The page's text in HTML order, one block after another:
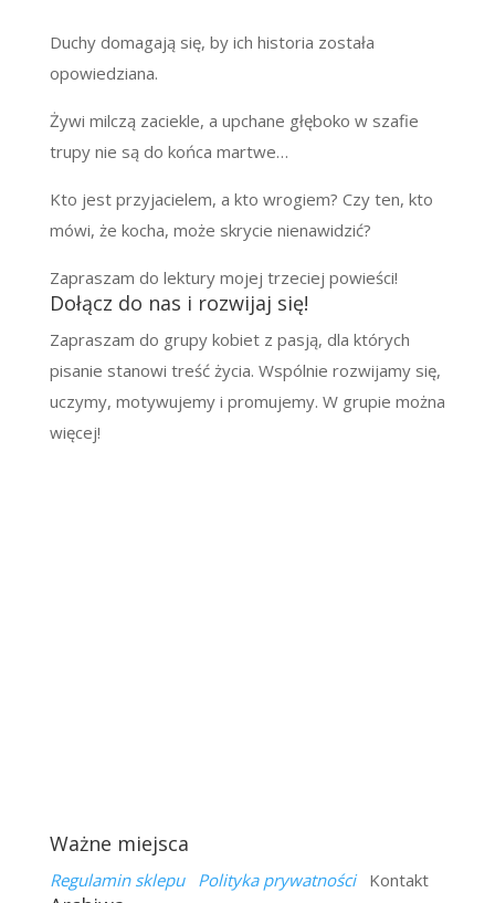
Duchy domagają się, by ich historia została
opowiedziana.
Żywi milczą zaciekle, a upchane głęboko w szafie
trupy nie są do końca martwe…
Kto jest przyjacielem, a kto wrogiem? Czy ten, kto
mówi, że kocha, może skrycie nienawidzić?
Zapraszam do lektury mojej trzeciej powieści!
Dołącz do nas i rozwijaj się!
Zapraszam do grupy kobiet z pasją, dla których
pisanie stanowi treść życia. Wspólnie rozwijamy się,
uczymy, motywujemy i promujemy. W grupie można
więcej!
Ważne miejsca
Regulamin sklepu Polityka prywatnościKontakt